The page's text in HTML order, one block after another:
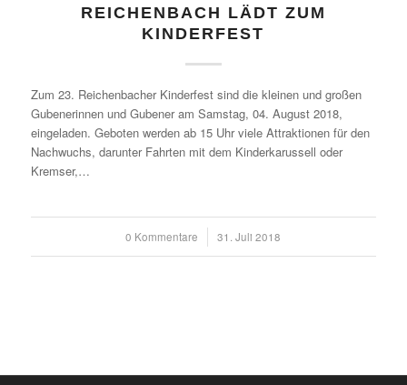
REICHENBACH LÄDT ZUM
KINDERFEST
Zum 23. Reichenbacher Kinderfest sind die kleinen und großen
Gubenerinnen und Gubener am Samstag, 04. August 2018,
eingeladen. Geboten werden ab 15 Uhr viele Attraktionen für den
Nachwuchs, darunter Fahrten mit dem Kinderkarussell oder
Kremser,…
0 Kommentare
/ 31. Juli 2018